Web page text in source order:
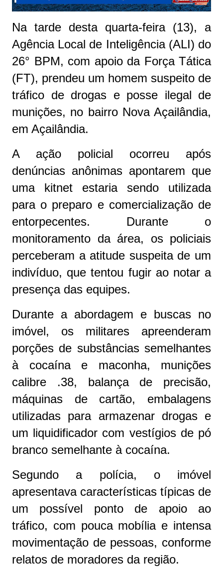
Na tarde desta quarta-feira (13), a
Agência Local de Inteligência (ALI) do
26° BPM, com apoio da Força Tática
(FT), prendeu um homem suspeito de
tráfico de drogas e posse ilegal de
munições, no bairro Nova Açailândia,
em Açailândia.
A ação policial ocorreu após
denúncias anônimas apontarem que
uma kitnet estaria sendo utilizada
para o preparo e comercialização de
entorpecentes. Durante o
monitoramento da área, os policiais
perceberam a atitude suspeita de um
indivíduo, que tentou fugir ao notar a
presença das equipes.
Durante a abordagem e buscas no
imóvel, os militares apreenderam
porções de substâncias semelhantes
à cocaína e maconha, munições
calibre .38, balança de precisão,
máquinas de cartão, embalagens
utilizadas para armazenar drogas e
um liquidificador com vestígios de pó
branco semelhante à cocaína.
Segundo a polícia, o imóvel
apresentava características típicas de
um possível ponto de apoio ao
tráfico, com pouca mobília e intensa
movimentação de pessoas, conforme
relatos de moradores da região.